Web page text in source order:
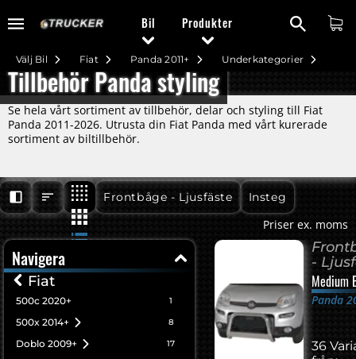
Bil Produkter
Underkategorier
Panda 2011+
Fiat
Välj Bil
Tillbehör Panda styling
Se hela vårt sortiment av tillbehör, delar och styling till Fiat
Panda 2011-2026. Utrusta din Fiat Panda med vårt kurerade
sortiment av biltillbehör.
Panda 2011+
Frontbåge - Ljusfäste
Panda 2011+
Insteg
Priser ex. moms
Navigera
Fiat
500c 2020+ 1
500x 2014+ 8
Doblo 2009+ 17
-
Medium
Panda
36